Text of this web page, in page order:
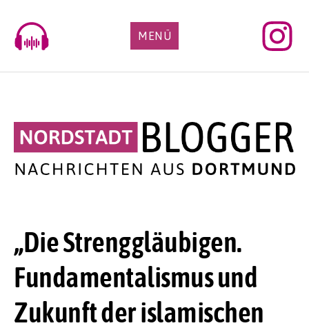
content
MENÜ
„Die Strenggläubigen.
Fundamentalismus und
Zukunft der islamischen